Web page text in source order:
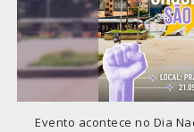
Evento acontece no Dia